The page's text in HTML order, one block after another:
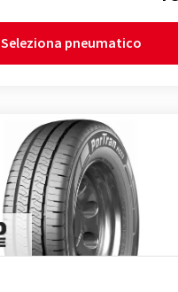
Seleziona pneumatico